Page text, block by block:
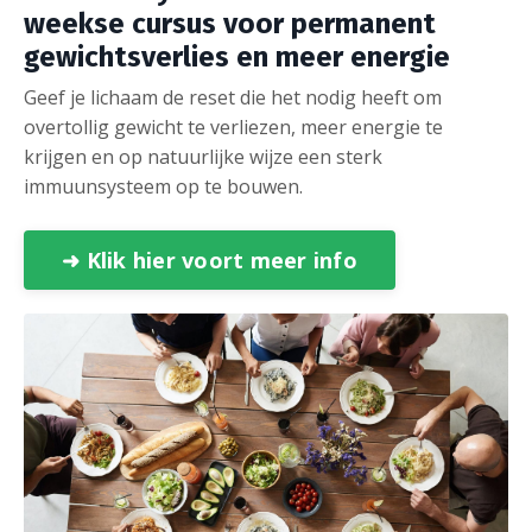
weekse cursus voor permanent
gewichtsverlies en meer energie
Geef je lichaam de reset die het nodig heeft om
overtollig gewicht te verliezen, meer energie te
krijgen en op natuurlijke wijze een sterk
immuunsysteem op te bouwen.
➜ Klik hier voort meer info